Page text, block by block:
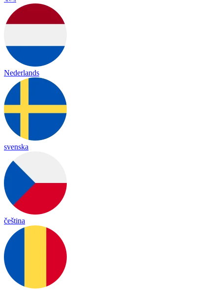
Nederlands
svenska
čeština